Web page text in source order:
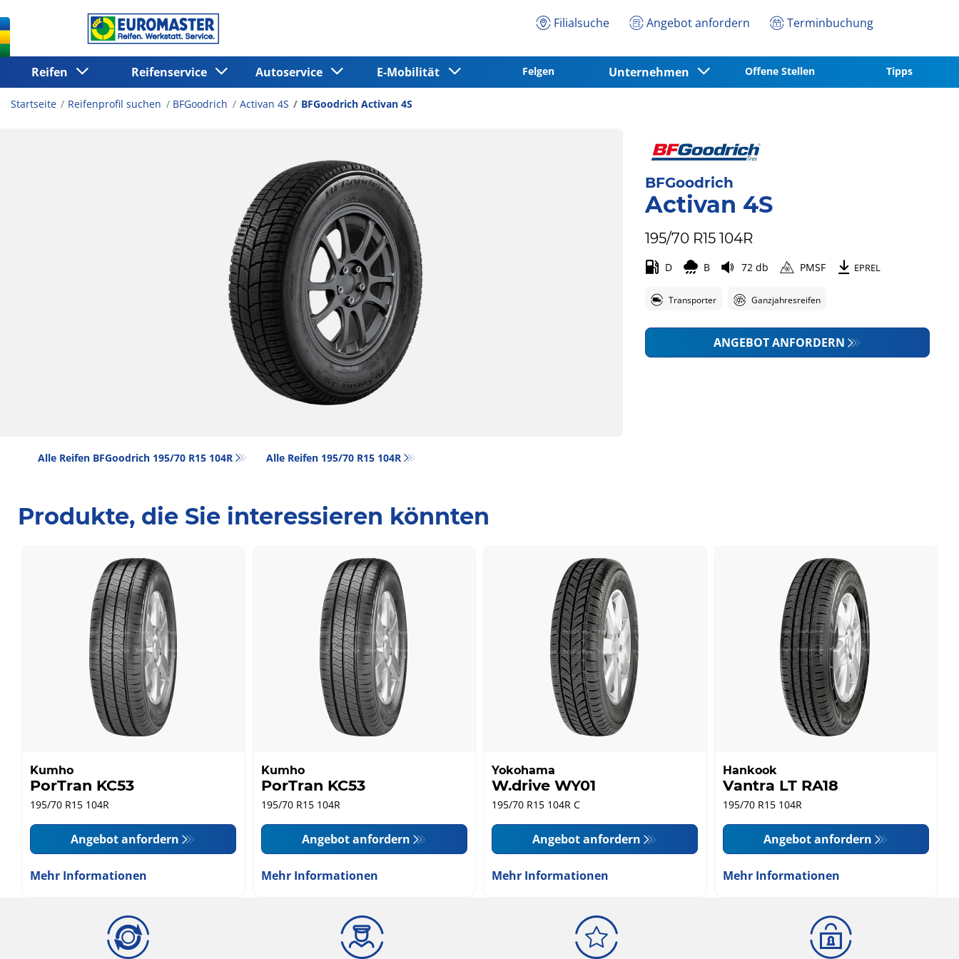
Filialsuche Angebot anfordern Terminbuchung
Reifen Reifenservice Autoservice E-Mobilität Felgen Unternehmen Offene Stellen Tipps
Startseite Reifenprofil suchen BFGoodrich Activan 4S BFGoodrich Activan 4S
Alle Reifen BFGoodrich 195/70 R15 104R Alle Reifen‎ 195/70 R15 104R
BFGoodrich
Activan 4S
195/70 R15 104R
D B 72 db PMSF EPREL
Transporter Ganzjahresreifen
ANGEBOT ANFORDERN
Produkte, die Sie interessieren könnten
Kumho
PorTran KC53
195/70 R15 104R
Angebot anfordern
Mehr Informationen
Kumho
PorTran KC53
195/70 R15 104R
Angebot anfordern
Mehr Informationen
Yokohama
W.drive WY01
195/70 R15 104R C
Angebot anfordern
Mehr Informationen
Hankook
Vantra LT RA18
195/70 R15 104R
Angebot anfordern
Mehr Informationen